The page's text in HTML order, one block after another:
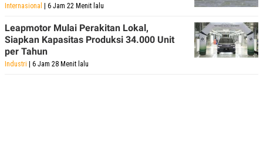
Internasional | 6 Jam 22 Menit lalu
Leapmotor Mulai Perakitan Lokal,
Siapkan Kapasitas Produksi 34.000 Unit
per Tahun
Industri | 6 Jam 28 Menit lalu